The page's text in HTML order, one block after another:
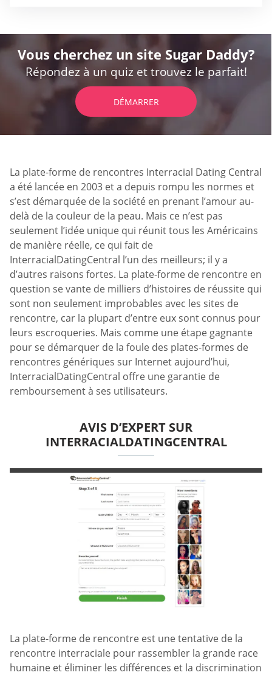
Vous cherchez un site Sugar Daddy?
Répondez à un quiz et trouvez le parfait!
DÉMARRER
La plate-forme de rencontres Interracial Dating Central
a été lancée en 2003 et a depuis rompu les normes et
s’est démarquée de la société en prenant l’amour au-
delà de la couleur de la peau. Mais ce n’est pas
seulement l’idée unique qui réunit tous les Américains
de manière réelle, ce qui fait de
InterracialDatingCentral l’un des meilleurs; il y a
d’autres raisons fortes. La plate-forme de rencontre en
question se vante de milliers d’histoires de réussite qui
sont non seulement improbables avec les sites de
rencontre, car la plupart d’entre eux sont connus pour
leurs escroqueries. Mais comme une étape gagnante
pour se démarquer de la foule des plates-formes de
rencontres génériques sur Internet aujourd’hui,
InterracialDatingCentral offre une garantie de
remboursement à ses utilisateurs.
AVIS D’EXPERT SUR
INTERRACIALDATINGCENTRAL
La plate-forme de rencontre est une tentative de la
rencontre interraciale pour rassembler la grande race
humaine et éliminer les différences et la discrimination